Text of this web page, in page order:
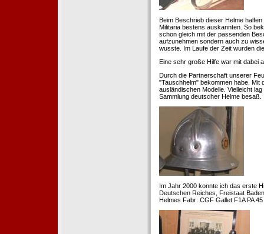
Beim Beschrieb dieser Helme
Militaria bestens auskannten. So
schon gleich mit der passenden
aufzunehmen sondern auch zu
wusste. Im Laufe der Zeit wurden
Eine sehr große Hilfe war mit dabei
Durch die Partnerschaft unserer
"Tauschhelm" bekommen habe. Mit
ausländischen Modelle. Vielleicht
Sammlung deutscher Helme besaß.
Im Jahr 2000 konnte ich das erste
Deutschen Reiches, Freistaat
Helmes Fabr: CGF Gallet F1A PA